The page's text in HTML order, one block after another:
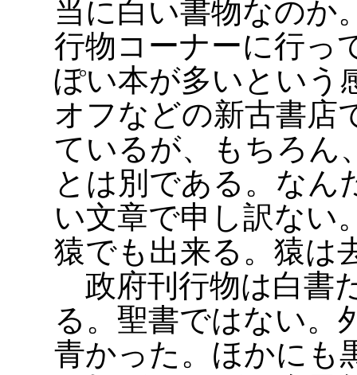
当に白い書物なのか
行物コーナーに行っ
ぽい本が多いという
オフなどの新古書店
ているが、もちろん
とは別である。なん
い文章で申し訳ない
猿でも出来る。猿は
政府刊行物は白書
る。聖書ではない。
青かった。ほかにも